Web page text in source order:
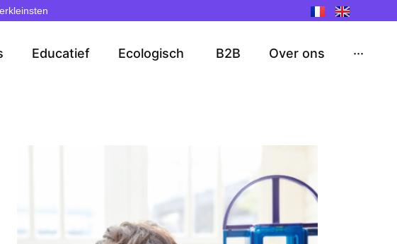
Educatief Ecologisch B2B Over ons ···